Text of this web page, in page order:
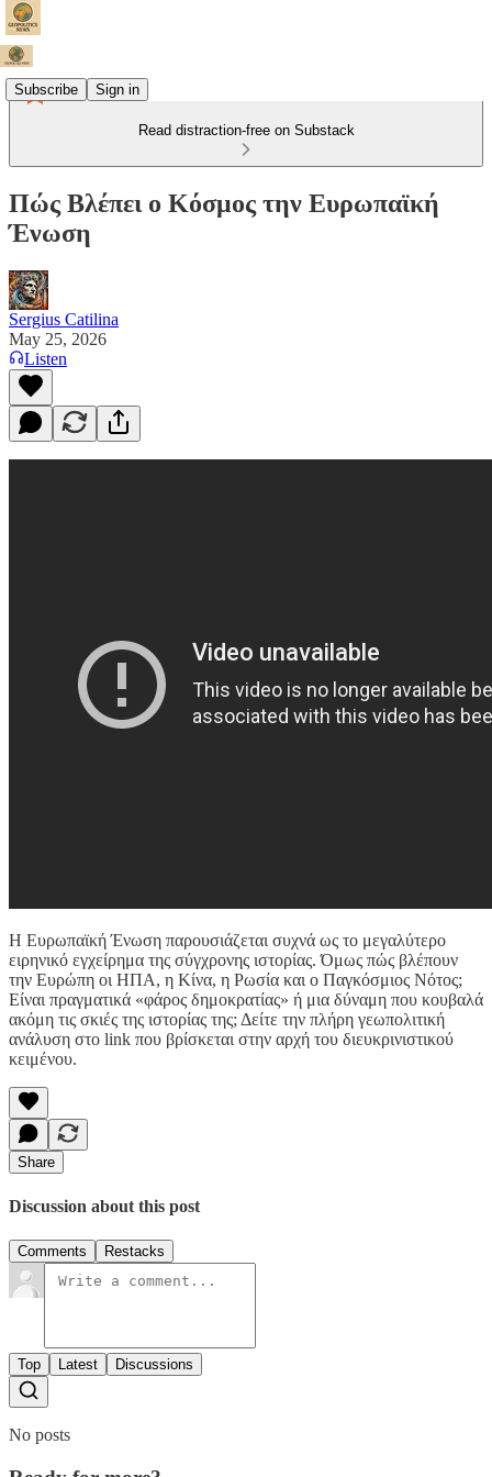
Subscribe Sign in
Read distraction-free on Substack
Πώς Βλέπει ο Κόσμος την Ευρωπαϊκή
Ένωση
Sergius Catilina
May 25, 2026
Listen
Η Ευρωπαϊκή Ένωση παρουσιάζεται συχνά ως το μεγαλύτερο
ειρηνικό εγχείρημα της σύγχρονης ιστορίας. Όμως πώς βλέπουν
την Ευρώπη οι ΗΠΑ, η Κίνα, η Ρωσία και ο Παγκόσμιος Νότος;
Είναι πραγματικά «φάρος δημοκρατίας» ή μια δύναμη που κουβαλά
ακόμη τις σκιές της ιστορίας της; Δείτε την πλήρη γεωπολιτική
ανάλυση στο link που βρίσκεται στην αρχή του διευκρινιστικού
κειμένου.
Share
Discussion about this post
Comments Restacks
Top Latest Discussions
No posts